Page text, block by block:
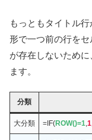
もっともタイトル
形で一つ前の行を
が存在しないため
ます。
分類
大分類 =IF(ROW()=1 1